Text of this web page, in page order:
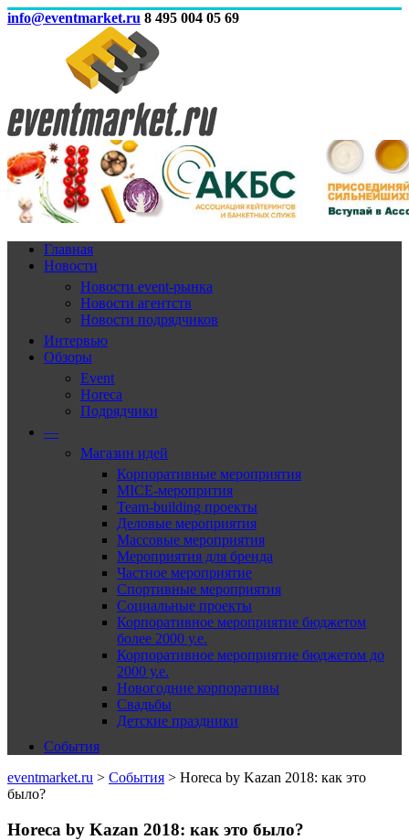
info@eventmarket.ru 8 495 004 05 69
Главная
Новости
Новости event-рынка
Новости агентств
Новости подрядчиков
Интервью
Обзоры
Event
Horeca
Подрядчики
—
Магазин идей
Корпоративные мероприятия
MICE-меропрития
Team-building проекты
Деловые мероприятия
Массовые мероприятия
Мероприятия для бренда
Частное мероприятие
Спортивные мероприятия
Социальные проекты
Корпоративное мероприятие бюджетом
более 2000 у.е.
Корпоративное мероприятие бюджетом до
2000 у.е.
Новогодние корпоративы
Свадьбы
Детские праздники
События
eventmarket.ru > События > Horeca by Kazan 2018: как это
было?
Horeca by Kazan 2018: как это было?